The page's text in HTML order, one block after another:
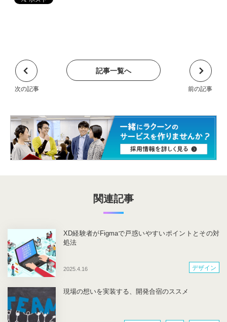
記事一覧へ
関連記事
2025.4.16
XD経験者がFigmaで戸惑いやすいポイントとその対
処法
デザイン
現場の想いを実装する、開発合宿のススメ